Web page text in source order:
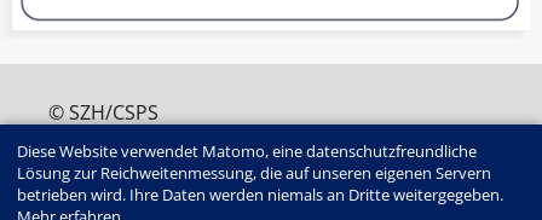
© SZH/CSPS
edition@szh.ch
ISSN : 2813-4907
Edition SZH/CSPS | Haus der Kantone |
Diese Website verwendet Matomo, eine datenschutzfreundliche
Lösung zur Reichweitenmessung, die auf unseren eigenen Servern
betrieben wird. Ihre Daten werden niemals an Dritte weitergegeben.